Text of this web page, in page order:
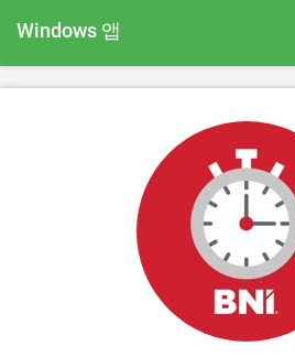
Windows 앱